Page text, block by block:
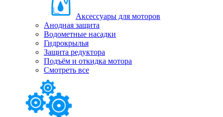
Аксессуары для моторов
Анодная защита
Водометные насадки
Гидрокрылья
Защита редуктора
Подъём и откидка мотора
Смотреть все